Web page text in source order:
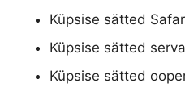
Küpsise sätted
Küpsise sätted
Küpsise sätted